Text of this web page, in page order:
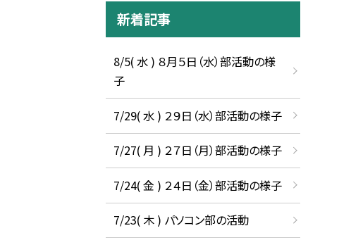
新着記事
8/5( 水 ) ８月５日（水）部活動の様
子
7/29( 水 ) ２９日（水）部活動の様子
7/27( 月 ) ２７日（月）部活動の様子
7/24( 金 ) ２４日（金）部活動の様子
7/23( 木 ) パソコン部の活動